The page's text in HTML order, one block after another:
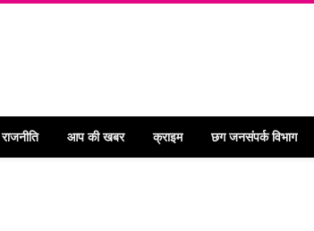
राजनीति आप की खबर क्राइम छग जनसंपर्क विभाग